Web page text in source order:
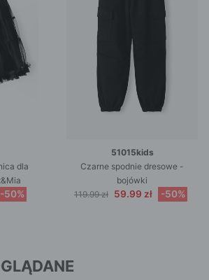
dla
-50%
51015kids
Czarne spodnie dresowe -
bojówki
119.99 zł 59.99 zł -50%